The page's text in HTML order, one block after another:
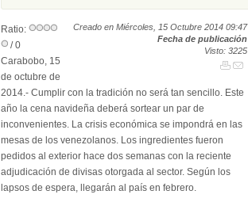
Creado en Miércoles, 15 Octubre 2014 09:47
Fecha de publicación
Visto: 3225
Ratio:
/ 0
Carabobo, 15
de octubre de
2014.- Cumplir con la tradición no será tan sencillo. Este
año la cena navideña deberá sortear un par de
inconvenientes. La crisis económica se impondrá en las
mesas de los venezolanos. Los ingredientes fueron
pedidos al exterior hace dos semanas con la reciente
adjudicación de divisas otorgada al sector. Según los
lapsos de espera, llegarán al país en febrero.